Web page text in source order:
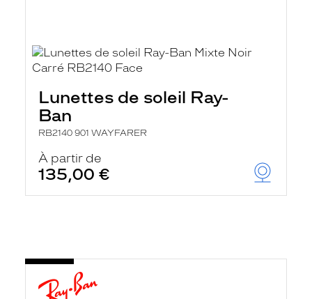
Lunettes de soleil Ray-
Ban
RB2140 901 WAYFARER
À partir de
135,00 €